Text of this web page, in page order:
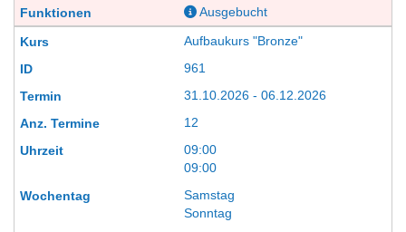
Ausgebucht
Aufbaukurs "Bronze"
961
31.10.2026 - 06.12.2026
12
09:00
09:00
Samstag
Sonntag